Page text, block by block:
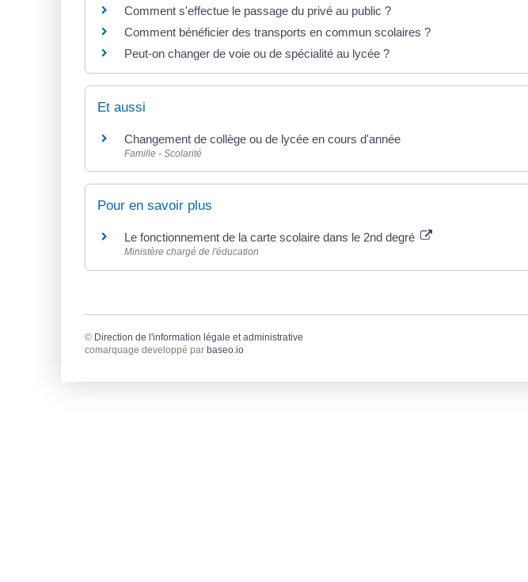
Comment s'effectue le passage du privé au public ?
Comment bénéficier des transports en commun scolaires ?
Peut-on changer de voie ou de spécialité au lycée ?
Et aussi
Changement de collège ou de lycée en cours d'année
Famille - Scolarité
Pour en savoir plus
Le fonctionnement de la carte scolaire dans le 2nd degré
Ministère chargé de l'éducation
© Direction de l'information légale et administrative
comarquage developpé par baseo.io